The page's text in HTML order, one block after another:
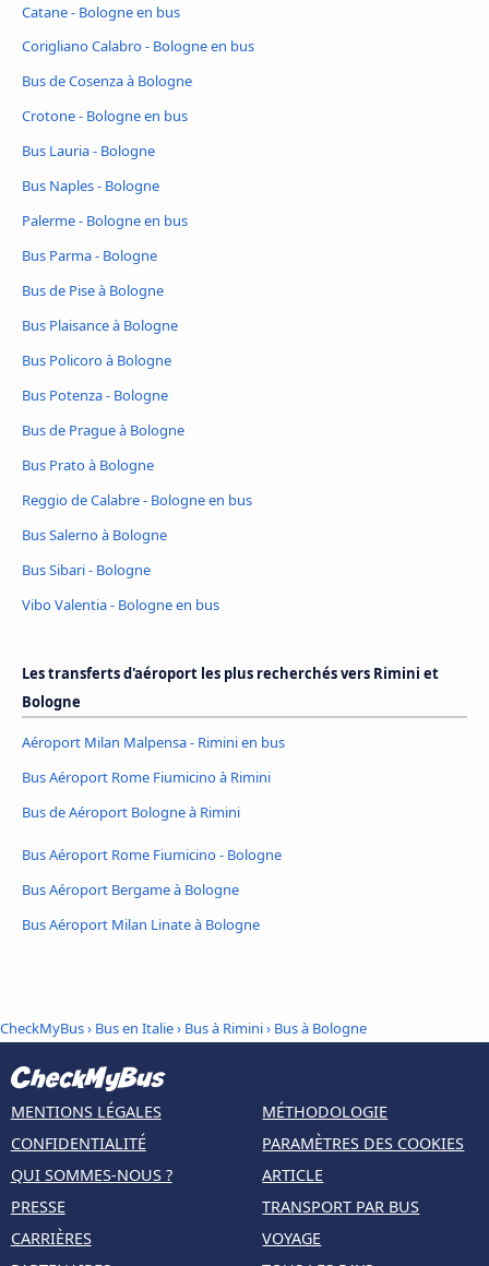
Catane - Bologne en bus
Corigliano Calabro - Bologne en bus
Bus de Cosenza à Bologne
Crotone - Bologne en bus
Bus Lauria - Bologne
Bus Naples - Bologne
Palerme - Bologne en bus
Bus Parma - Bologne
Bus de Pise à Bologne
Bus Plaisance à Bologne
Bus Policoro à Bologne
Bus Potenza - Bologne
Bus de Prague à Bologne
Bus Prato à Bologne
Reggio de Calabre - Bologne en bus
Bus Salerno à Bologne
Bus Sibari - Bologne
Vibo Valentia - Bologne en bus
Les transferts d'aéroport les plus recherchés vers Rimini et
Bologne
Aéroport Milan Malpensa - Rimini en bus
Bus Aéroport Rome Fiumicino à Rimini
Bus de Aéroport Bologne à Rimini
Bus Aéroport Rome Fiumicino - Bologne
Bus Aéroport Bergame à Bologne
Bus Aéroport Milan Linate à Bologne
CheckMyBus› Bus en Italie› Bus à Rimini› Bus à Bologne
MENTIONS LÉGALES
CONFIDENTIALITÉ
QUI SOMMES-NOUS ?
PRESSE
CARRIÈRES
MÉTHODOLOGIE
PARAMÈTRES DES COOKIES
ARTICLE
TRANSPORT PAR BUS
VOYAGE